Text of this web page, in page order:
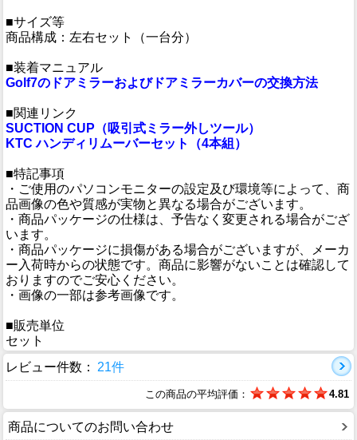
■サイズ等
商品構成：左右セット（一台分）
■装着マニュアル
Golf7のドアミラーおよびドアミラーカバーの交換方法
■関連リンク
SUCTION CUP（吸引式ミラー外しツール）
KTC ハンディリムーバーセット（4本組）
■特記事項
・ご使用のパソコンモニターの設定及び環境等によって、商
品画像の色や質感が実物と異なる場合がございます。
・商品パッケージの仕様は、予告なく変更される場合がござ
います。
・商品パッケージに損傷がある場合がございますが、メーカ
ー入荷時からの状態です。商品に影響がないことは確認して
おりますのでご安心ください。
・画像の一部は参考画像です。
■販売単位
セット
レビュー件数：
21件
この商品の平均評価： 4.81
商品についてのお問い合わせ